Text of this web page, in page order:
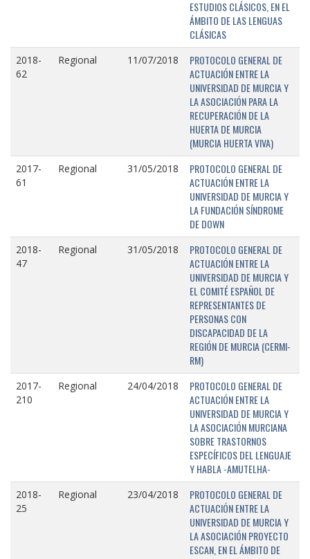
ESTUDIOS CLÁSICOS, EN EL
ÁMBITO DE LAS LENGUAS
CLÁSICAS
2018-
62
Regional 11/07/2018
PROTOCOLO GENERAL DE
ACTUACIÓN ENTRE LA
UNIVERSIDAD DE MURCIA Y
LA ASOCIACIÓN PARA LA
RECUPERACIÓN DE LA
HUERTA DE MURCIA
(MURCIA HUERTA VIVA)
2017-
61
Regional 31/05/2018
PROTOCOLO GENERAL DE
ACTUACIÓN ENTRE LA
UNIVERSIDAD DE MURCIA Y
LA FUNDACIÓN SÍNDROME
DE DOWN
2018-
47
Regional 31/05/2018
PROTOCOLO GENERAL DE
ACTUACIÓN ENTRE LA
UNIVERSIDAD DE MURCIA Y
EL COMITÉ ESPAÑOL DE
REPRESENTANTES DE
PERSONAS CON
DISCAPACIDAD DE LA
REGIÓN DE MURCIA (CERMI-
RM)
2017-
210
Regional 24/04/2018
PROTOCOLO GENERAL DE
ACTUACIÓN ENTRE LA
UNIVERSIDAD DE MURCIA Y
LA ASOCIACIÓN MURCIANA
SOBRE TRASTORNOS
ESPECÍFICOS DEL LENGUAJE
Y HABLA -AMUTELHA-
2018-
25
Regional 23/04/2018
PROTOCOLO GENERAL DE
ACTUACIÓN ENTRE LA
UNIVERSIDAD DE MURCIA Y
LA ASOCIACIÓN PROYECTO
ESCAN, EN EL ÁMBITO DE